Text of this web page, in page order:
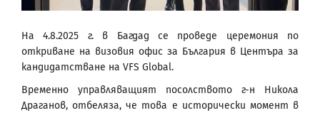
На 4.8.2025 г. в Багдад се проведе церемония по
откриване на визовия офис за България в Центъра за
кандидатстване на VFS Global.
Временно управляващият посолството г-н Никола
Драганов, отбеляза, че това е исторически момент в